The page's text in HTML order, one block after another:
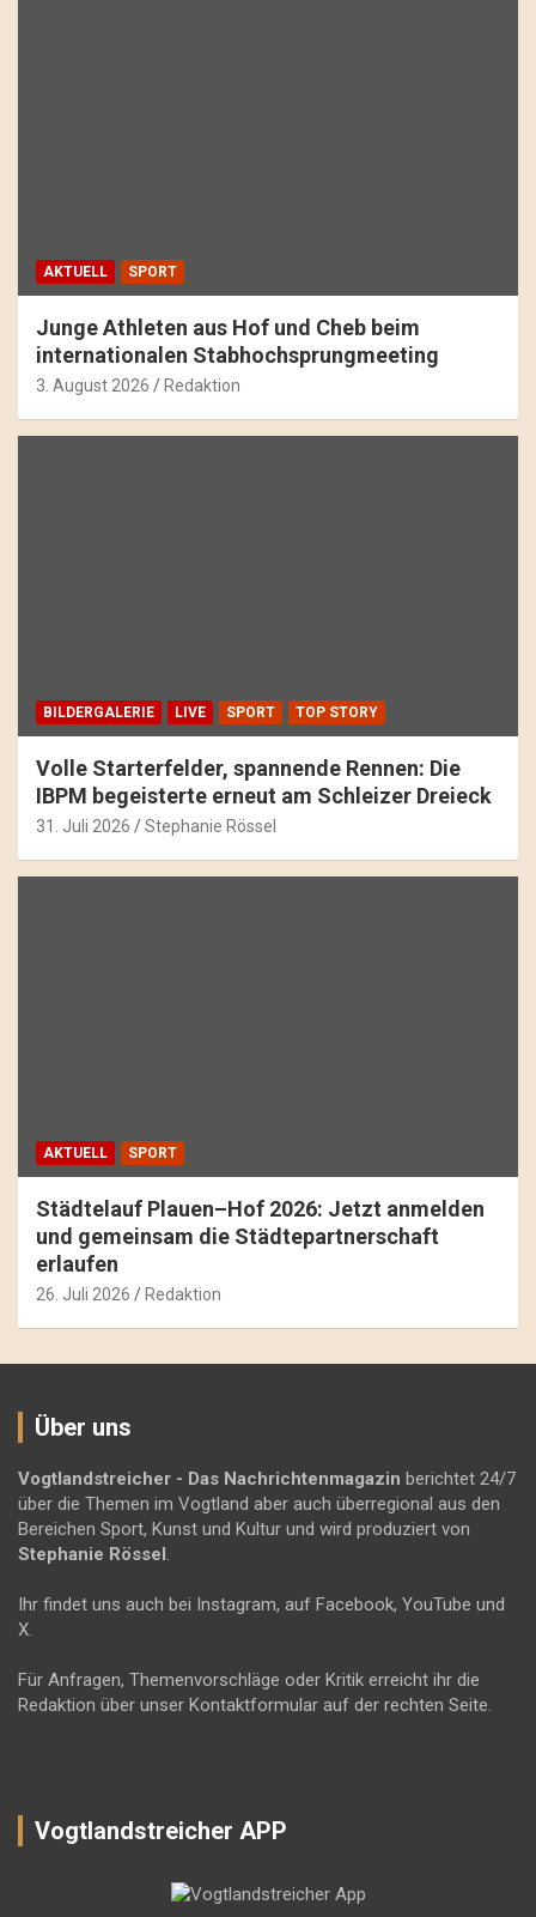
AKTUELL SPORT
Junge Athleten aus Hof und Cheb beim
internationalen Stabhochsprungmeeting
3. August 2026 Redaktion
BILDERGALERIE LIVE SPORT TOP STORY
Volle Starterfelder, spannende Rennen: Die
IBPM begeisterte erneut am Schleizer Dreieck
31. Juli 2026 Stephanie Rössel
AKTUELL SPORT
Städtelauf Plauen–Hof 2026: Jetzt anmelden
und gemeinsam die Städtepartnerschaft
erlaufen
26. Juli 2026 Redaktion
Über uns
Vogtlandstreicher - Das Nachrichtenmagazin berichtet 24/7
über die Themen im Vogtland aber auch überregional aus den
Bereichen Sport, Kunst und Kultur und wird produziert von
Stephanie Rössel.
Ihr findet uns auch bei Instagram, auf Facebook, YouTube und
X.
Für Anfragen, Themenvorschläge oder Kritik erreicht ihr die
Redaktion über unser Kontaktformular auf der rechten Seite.
Vogtlandstreicher APP